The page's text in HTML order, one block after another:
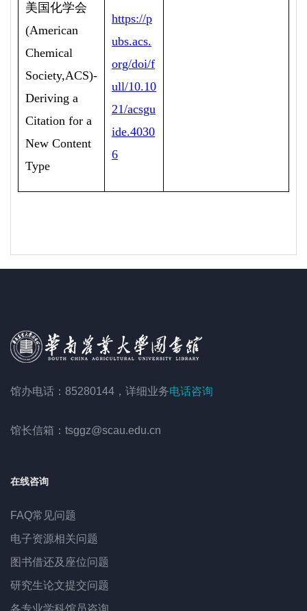
美国化学会
(American
Chemical
Society,ACS)-
Deriving a
Citation for a
New Content
Type
https://p
ubs.acs.
org/doi/f
ull/10.10
21/acsgu
ide.4030
6
馆办电话：85280144，详细业务电话咨询
馆长信箱：tsggz@scau.edu.cn
在线咨询
FAQ常见问题
电子资源相关问题
图书借还及座位问题
研究生论文提交问题
各专业学科馆员咨询